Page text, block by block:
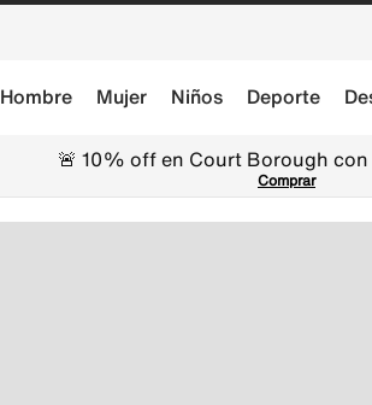
Hombre Mujer Niños Deporte
🚨 10% off en Court Borough
Comprar